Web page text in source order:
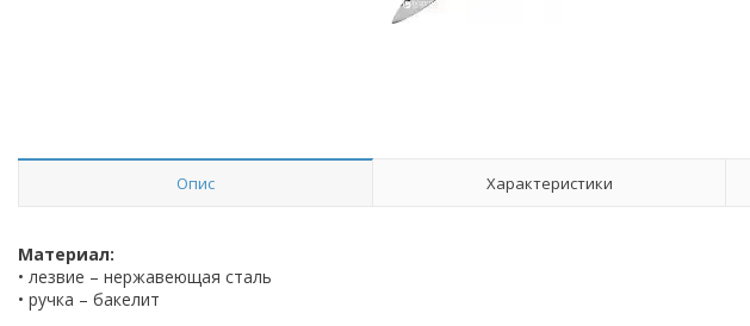
Опис Характеристики
Материал:
• лезвие – нержавеющая сталь
• ручка – бакелит